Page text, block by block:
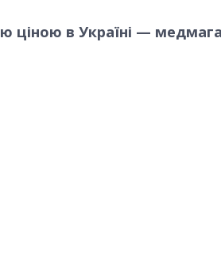
ціною в Україні —